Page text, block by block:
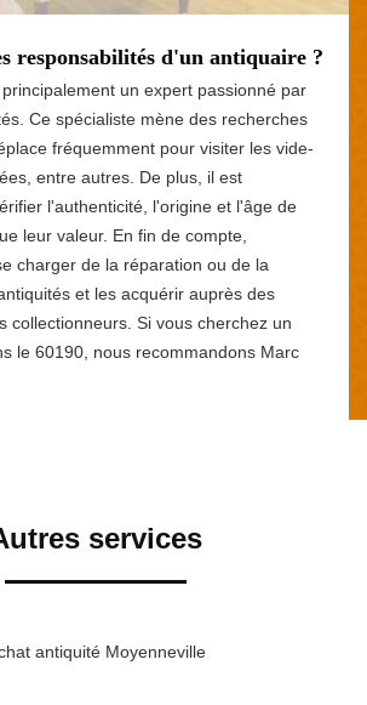
responsabilités d'un antiquaire ?
un expert passionné par
Ce spécialiste mène des recherches
fréquemment pour visiter les vide-
entre autres. De plus, il est
l'authenticité, l'origine et l'âge de
leur valeur. En fin de compte,
charger de la réparation ou de la
et les acquérir auprès des
collectionneurs. Si vous cherchez un
le 60190, nous recommandons Marc
services
antiquité Moyenneville